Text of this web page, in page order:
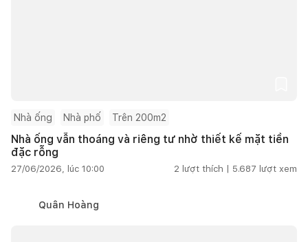
Nhà ống Nhà phố Trên 200m2
Nhà ống vẫn thoáng và riêng tư nhờ thiết kế mặt tiền
đặc rỗng
27/06/2026, lúc 10:00 2 lượt thích | 5.687 lượt xem
Quân Hoàng